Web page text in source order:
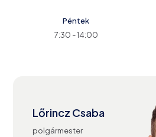
Péntek
7:30 - 14:00
Lőrincz Csaba
polgármester